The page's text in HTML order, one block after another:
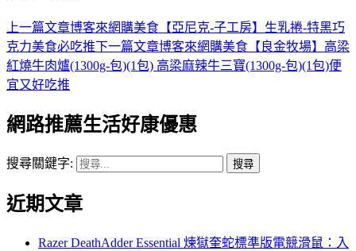
上一篇文章博客來網購美食【亞尼克-子工房】生乳捲-特黑巧
克力美食必吃推下一篇文章博客來網購美食【良金牧場】高梁
紅燒牛肉爐(1300g-包)(1包) 高梁麻辣牛三寶(1300g-包)(1包)便
宜又好吃推
網路推薦生活好康優惠
搜尋關鍵字:
近期文章
Razer DeathAdder Essential 煉獄奎蛇標準版電競滑鼠：入